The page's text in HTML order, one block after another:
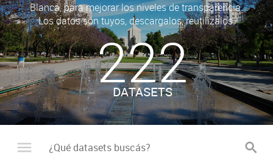
Blanca, para mejorar los niveles de transparencia.
Los datos son tuyos, descargalos, reutilizalos.
222
DATASETS